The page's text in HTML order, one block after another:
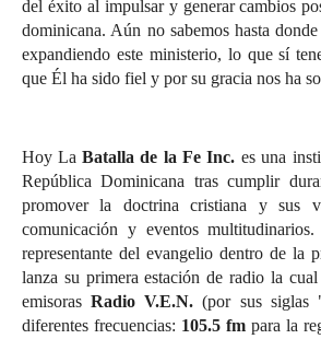
del éxito al impulsar y generar cambios
dominicana. Aún no sabemos hasta
expandiendo este ministerio, lo que sí
que Él ha sido fiel y por su gracia nos ha
Hoy La Batalla de la Fe Inc. es una
República Dominicana tras cumplir
promover la doctrina cristiana y sus
comunicación y eventos
representante del evangelio dentro de la
lanza su primera estación de radio la
emisoras Radio V.E.N. (por sus siglas
diferentes frecuencias: 105.5 fm para la